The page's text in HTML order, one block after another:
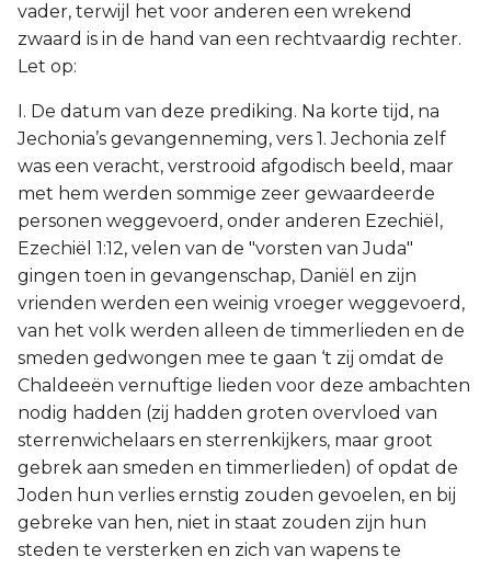
vader, terwijl het voor anderen een wrekend
zwaard is in de hand van een rechtvaardig rechter.
Let op:
I. De datum van deze prediking. Na korte tijd, na
Jechonia’s gevangenneming, vers 1. Jechonia zelf
was een veracht, verstrooid afgodisch beeld, maar
met hem werden sommige zeer gewaardeerde
personen weggevoerd, onder anderen Ezechiël,
Ezechiël 1:12, velen van de "vorsten van Juda"
gingen toen in gevangenschap, Daniël en zijn
vrienden werden een weinig vroeger weggevoerd,
van het volk werden alleen de timmerlieden en de
smeden gedwongen mee te gaan ‘t zij omdat de
Chaldeeën vernuftige lieden voor deze ambachten
nodig hadden (zij hadden groten overvloed van
sterrenwichelaars en sterrenkijkers, maar groot
gebrek aan smeden en timmerlieden) of opdat de
Joden hun verlies ernstig zouden gevoelen, en bij
gebreke van hen, niet in staat zouden zijn hun
steden te versterken en zich van wapens te